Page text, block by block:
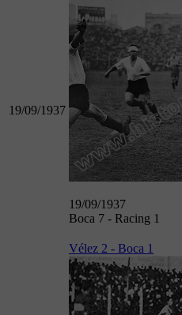
19/09/1937
19/09/1937
Boca 7 - Racing 1
Vélez 2 - Boca 1